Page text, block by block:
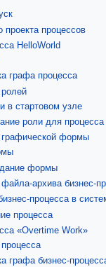
проекта процессов
HelloWorld
графа процесса
в стартовом узле
роли для процесса
формы
формы
архива бизнес-
процесса в
процесса
«Overtime Work»
графа бизнес-